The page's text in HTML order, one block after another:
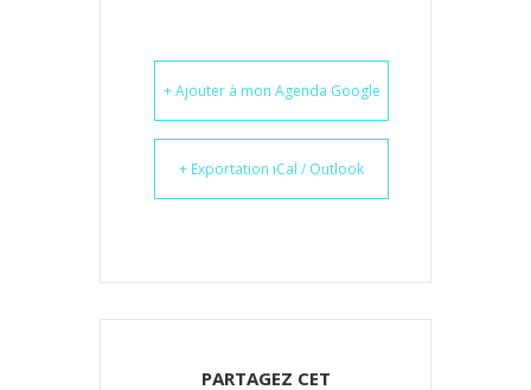
+ Ajouter à mon Agenda Google
+ Exportation iCal / Outlook
PARTAGEZ CET